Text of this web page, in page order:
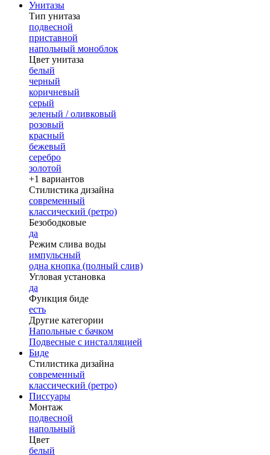
Унитазы
Тип унитаза
подвесной
приставной
напольный моноблок
Цвет унитаза
белый
черный
коричневый
серый
зеленый / оливковый
розовый
красный
бежевый
серебро
золотой
+1 вариантов
Стилистика дизайна
современный
классический (ретро)
Безободковые
да
Режим слива воды
импульсный
одна кнопка (полный слив)
Угловая установка
да
Функция биде
есть
Другие категории
Напольные с бачком
Подвесные с инсталляцией
Биде
Стилистика дизайна
современный
классический (ретро)
Писсуары
Монтаж
подвесной
напольный
Цвет
белый